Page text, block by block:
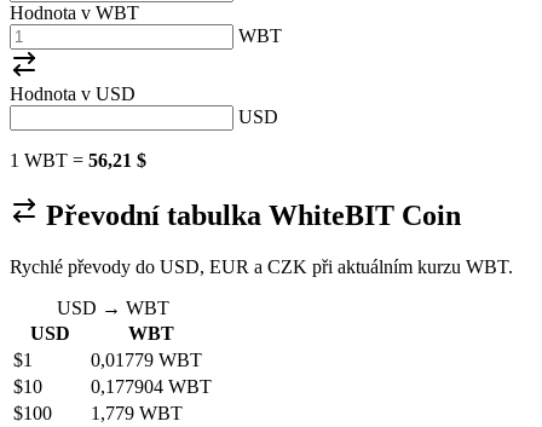
Hodnota v WBT
WBT
Hodnota v USD
USD
1 WBT = 56,21 $
Převodní tabulka WhiteBIT Coin
Rychlé převody do USD, EUR a CZK při aktuálním kurzu WBT.
USD → WBT
USD
WBT
$1
0,01779 WBT
$10
0,177904 WBT
$100
1,779 WBT